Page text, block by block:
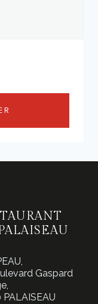
Gaspard
PALAISEAU